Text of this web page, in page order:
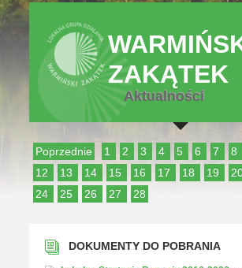
ZAKĄTEK
Aktualności
Poprzednie 1 2 3 4 5 6 7 8
12
13 14 15 16 17 18 19
24
25 26 27 28
DOKUMENTY DO POBRANIA